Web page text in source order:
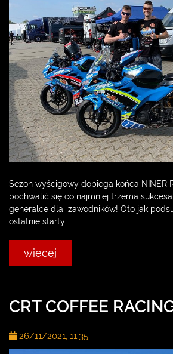
Sezon wyścigowy dobiega końca NINER
pochwalić się co najmniej trzema
generalce dla zawodników! Oto jak
ostatnie starty
więcej
CRT COFFEE
26/11/2021, 11:35